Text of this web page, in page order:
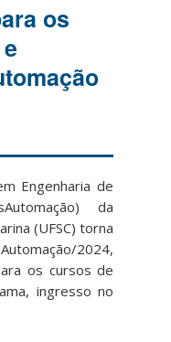
os
Engenharia de
da
(UFSC) torna
2024,
os cursos de
ingresso no